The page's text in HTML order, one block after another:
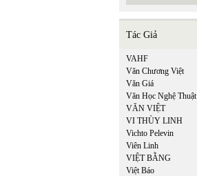
Tác Giả
VAHF
Văn Chương Việt
Văn Giá
Văn Học Nghệ Thuật
VĂN VIỆT
VI THÙY LINH
Vichto Pelevin
Viên Linh
VIỆT BẰNG
Việt Báo